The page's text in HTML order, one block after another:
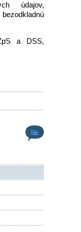
údajov,
a DSS,